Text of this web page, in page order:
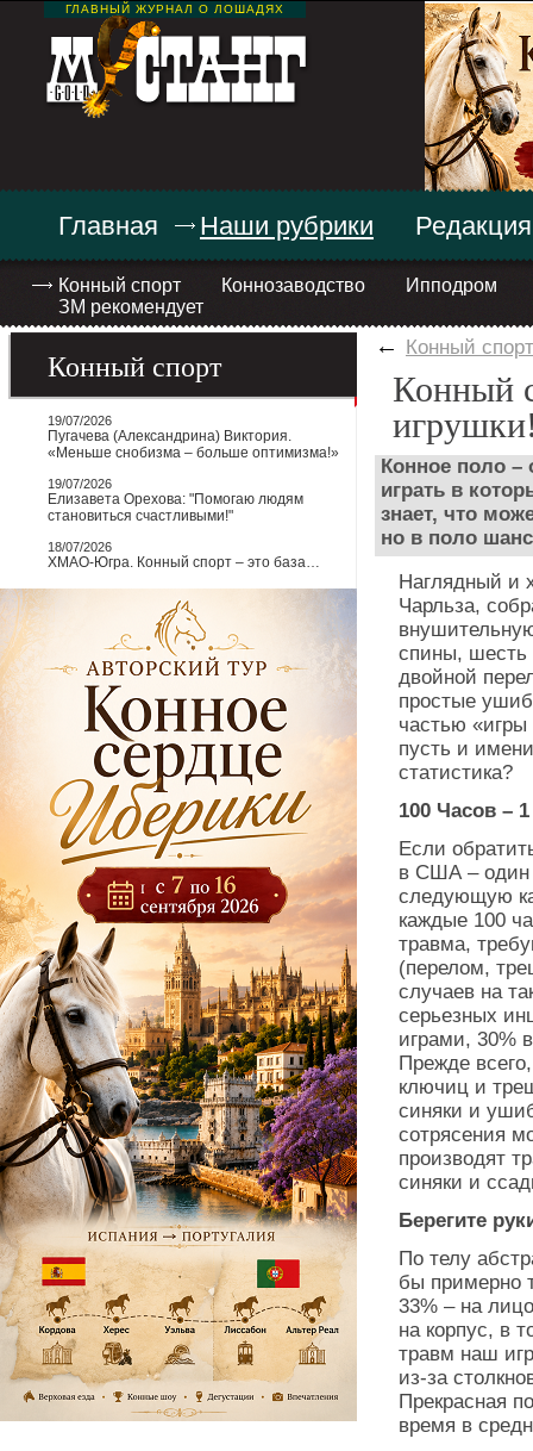
ГЛАВНЫЙ ЖУРНАЛ О ЛОШАДЯХ
Главная Наши рубрики
Конный спорт Коннозаводство
Ипподром
ЗМ рекомендует
Редакция
Конный спорт
19/07/2026
Пугачева (Александрина) Виктория.
«Меньше снобизма – больше оптимизма!»
19/07/2026
Елизавета Орехова: "Помогаю людям
становиться счастливыми!"
18/07/2026
ХМАО-Югра. Конный спорт – это база…
← Конный спорт
Конный
Конное поло
играть в
знает, что
но в поло
Наглядный и
Чарльза,
спины, шесть
двойной
простые
частью «игры
пусть и
статистика?
100 Часов –
Если
в США – один
следующую
каждые 100
травма,
(перелом,
случаев на
серьезных
играми, 30%
Прежде
ключиц и
синяки и
сотрясения
производят
синяки и
Берегите
По телу
бы примерно
33% – на
на корпус, в
травм наш
из-за
Прекрасная
время в